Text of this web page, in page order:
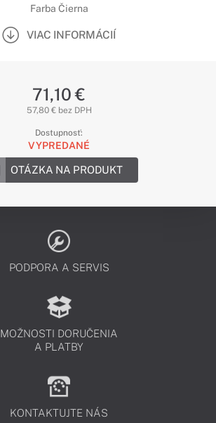
Farba Čierna
VIAC INFORMÁCIÍ
71,10 €
57,80 € bez DPH
Dostupnosť:
VYPREDANÉ
OTÁZKA NA PRODUKT
PODPORA A SERVIS
MOŽNOSTI DORUČENIA
A PLATBY
KONTAKTUJTE NÁS